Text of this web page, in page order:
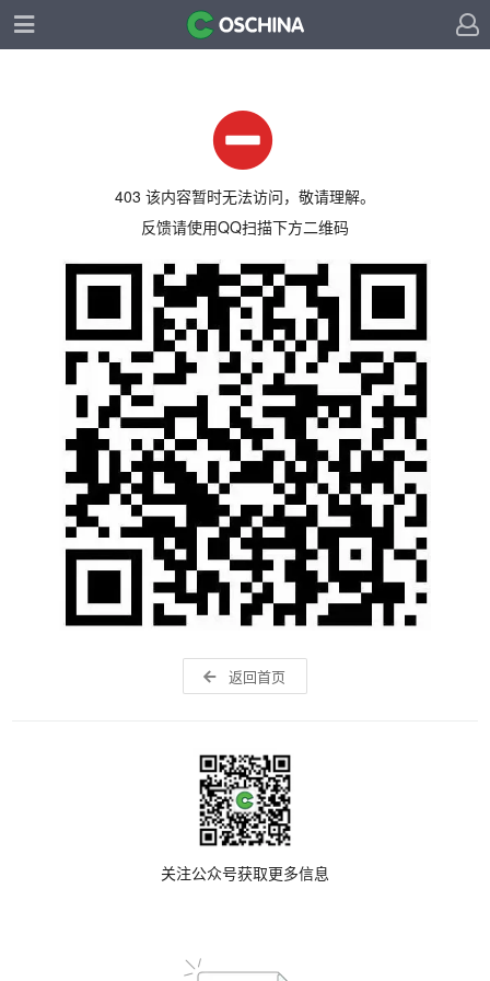
403 该内容暂时无法访问，敬请理解。
反馈请使用QQ扫描下方二维码
返回首页
关注公众号获取更多信息